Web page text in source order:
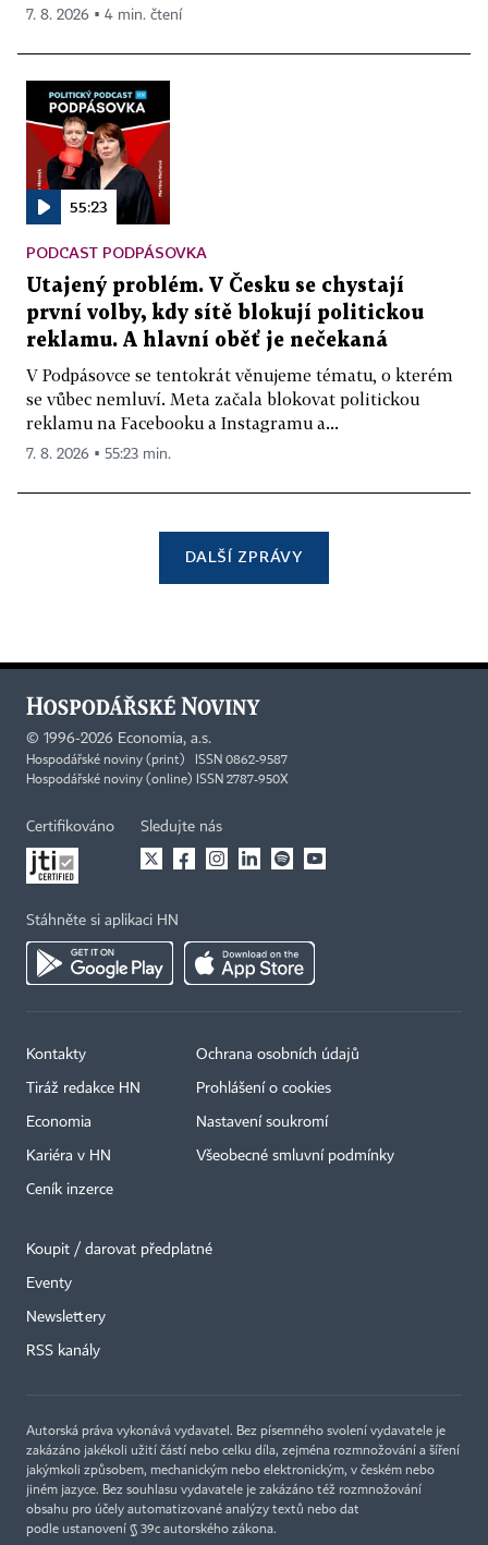
7. 8. 2026 ▪ 4 min. čtení
55:23
PODCAST PODPÁSOVKA
Utajený problém. V Česku se chystají
první volby, kdy sítě blokují politickou
reklamu. A hlavní oběť je nečekaná
V Podpásovce se tentokrát věnujeme tématu, o kterém
se vůbec nemluví. Meta začala blokovat politickou
reklamu na Facebooku a Instagramu a...
7. 8. 2026 ▪ 55:23 min.
DALŠÍ ZPRÁVY
© 1996-2026 Economia, a.s.
Hospodářské noviny (print) ISSN 0862-9587
Hospodářské noviny (online) ISSN 2787-950X
Certifikováno Sledujte nás
Stáhněte si aplikaci HN
Kontakty
Tiráž redakce HN
Economia
Kariéra v HN
Ceník inzerce
Ochrana osobních údajů
Prohlášení o cookies
Nastavení soukromí
Všeobecné smluvní podmínky
Koupit / darovat předplatné
Eventy
Newslettery
RSS kanály
Autorská práva vykonává vydavatel. Bez písemného svolení vydavatele je
zakázáno jakékoli užití částí nebo celku díla, zejména rozmnožování a šíření
jakýmkoli způsobem, mechanickým nebo elektronickým, v českém nebo
jiném jazyce. Bez souhlasu vydavatele je zakázáno též rozmnožování
obsahu pro účely automatizované analýzy textů nebo dat
podle ustanovení § 39c autorského zákona.